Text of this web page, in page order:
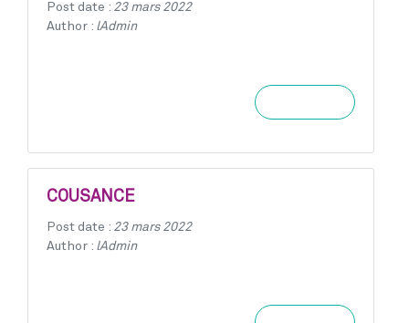
Post date : 23 mars 2022
Author : lAdmin
COUSANCE
Post date : 23 mars 2022
Author : lAdmin